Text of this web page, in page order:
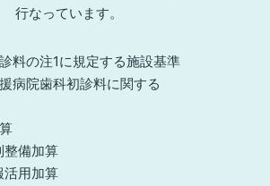
行なっています。
料の注1に規定する施設基準
病院歯科初診料に関する
整備加算
活用加算